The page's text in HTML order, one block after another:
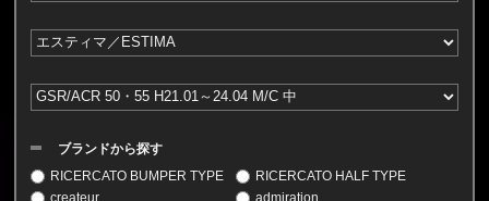
ブランドから探す
RICERCATO BUMPER TYPE
RICERCATO HALF TYPE
createur
admiration